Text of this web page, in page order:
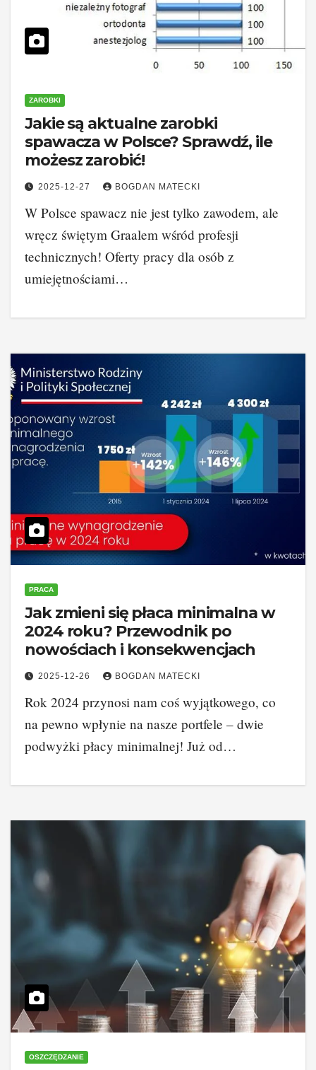
ZAROBKI
Jakie są aktualne zarobki
spawacza w Polsce? Sprawdź, ile
możesz zarobić!
2025-12-27 BOGDAN MATECKI
W Polsce spawacz nie jest tylko zawodem, ale
wręcz świętym Graalem wśród profesji
technicznych! Oferty pracy dla osób z
umiejętnościami…
PRACA
Jak zmieni się płaca minimalna w
2024 roku? Przewodnik po
nowościach i konsekwencjach
2025-12-26 BOGDAN MATECKI
Rok 2024 przynosi nam coś wyjątkowego, co
na pewno wpłynie na nasze portfele – dwie
podwyżki płacy minimalnej! Już od…
OSZCZĘDZANIE